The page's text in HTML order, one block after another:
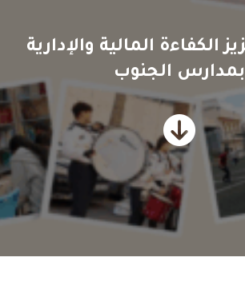
الكفاءة المالية والإدارية
بمدارس الجنوب